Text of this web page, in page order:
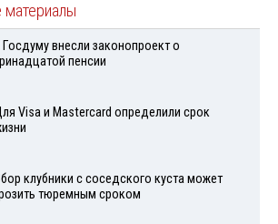
Госдуму внесли законопроект о
пенсии
Visа и Mastercard определили срок
клубники с соседского куста может
тюремным сроком